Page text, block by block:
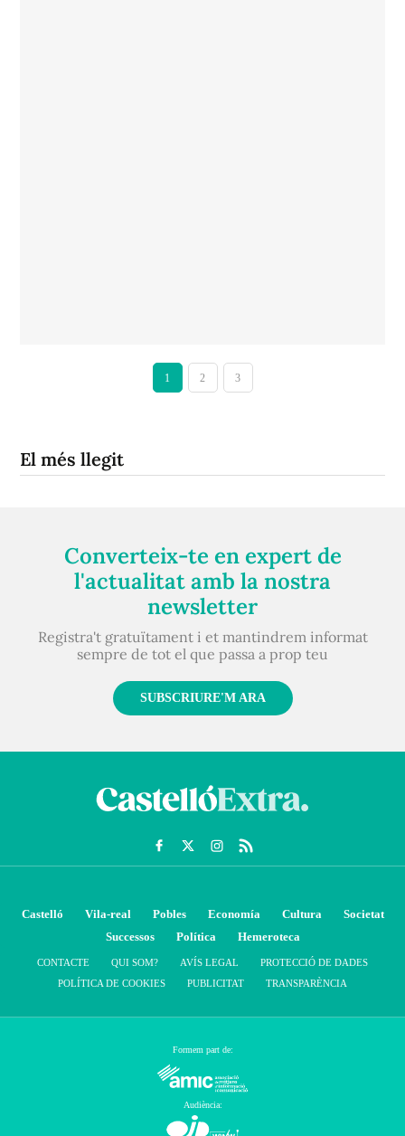
1 2 3
El més llegit
Converteix-te en expert de
l'actualitat amb la nostra
newsletter
Registra't gratuïtament i et mantindrem informat
sempre de tot el que passa a prop teu
SUBSCRIURE'M ARA
Castelló Vila-real Pobles Economía Cultura
Societat
Successos
Política Hemeroteca
CONTACTE QUI SOM? AVÍS LEGAL
PROTECCIÓ DE DADES
POLÍTICA DE COOKIES
PUBLICITAT TRANSPARÈNCIA
Formem part de:
Audiència: